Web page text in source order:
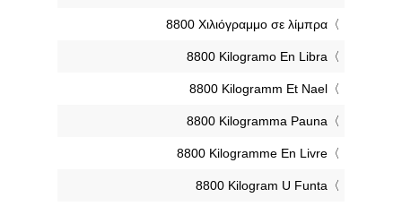
‎8800 Χιλιόγραμμο σε λίμπρα
‎8800 Kilogramo En Libra
‎8800 Kilogramm Et Nael
‎8800 Kilogramma Pauna
‎8800 Kilogramme En Livre
‎8800 Kilogram U Funta